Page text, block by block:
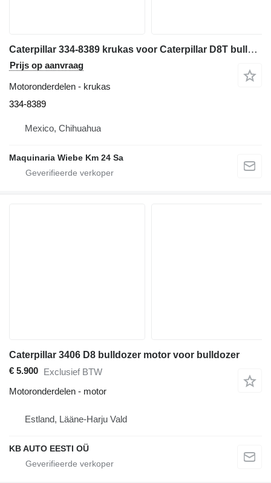
Caterpillar 334-8389 krukas voor Caterpillar D8T bulldozer
Prijs op aanvraag
Motoronderdelen - krukas
334-8389
Mexico, Chihuahua
Maquinaria Wiebe Km 24 Sa
Caterpillar 3406 D8 bulldozer motor voor bulldozer
€ 5.900 Exclusief BTW
Motoronderdelen - motor
Estland, Lääne-Harju Vald
KB AUTO EESTI OÜ